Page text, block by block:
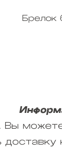
Брелок